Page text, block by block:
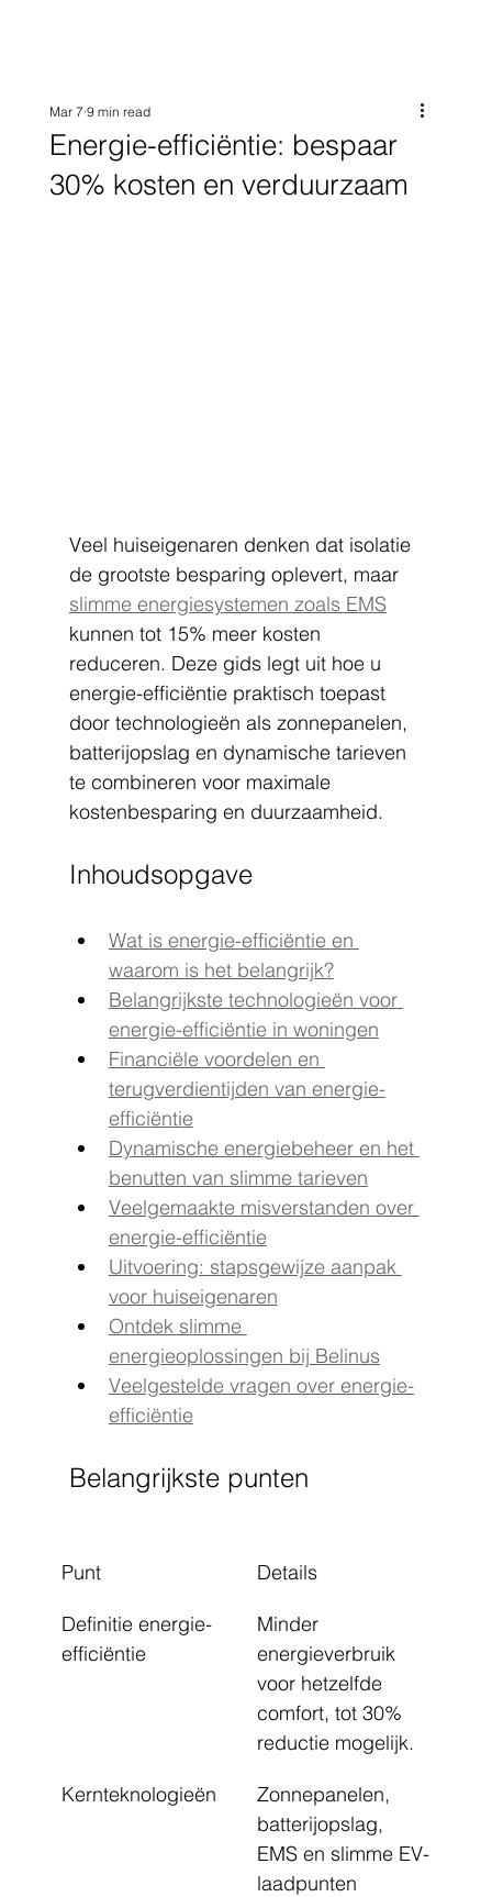
Energie-efficiëntie: bespaar
30% kosten en verduurzaam
Mar 7 9 min read
Veel huiseigenaren denken dat isolatie
de grootste besparing oplevert, maar
slimme energiesystemen zoals EMS
kunnen tot 15% meer kosten
reduceren. Deze gids legt uit hoe u
energie-efficiëntie praktisch toepast
door technologieën als zonnepanelen,
batterijopslag en dynamische tarieven
te combineren voor maximale
kostenbesparing en duurzaamheid.
Inhoudsopgave
Wat is energie-efficiëntie en
waarom is het belangrijk?
Belangrijkste technologieën voor
energie-efficiëntie in woningen
Financiële voordelen en
terugverdientijden van energie-
efficiëntie
Dynamische energiebeheer en het
benutten van slimme tarieven
Veelgemaakte misverstanden over
energie-efficiëntie
Uitvoering: stapsgewijze aanpak
voor huiseigenaren
Ontdek slimme
energieoplossingen bij Belinus
Veelgestelde vragen over energie-
efficiëntie
Belangrijkste punten
Punt Details
Definitie energie-
efficiëntie
Minder
energieverbruik
voor hetzelfde
comfort, tot 30%
reductie mogelijk.
Kernteknologieën
Zonnepanelen,
batterijopslag,
EMS en slimme EV-
laadpunten